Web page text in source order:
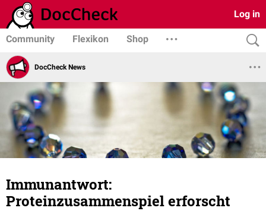
Log in
Community Flexikon Shop
DocCheck News
Immunantwort:
Proteinzusammenspiel erforscht